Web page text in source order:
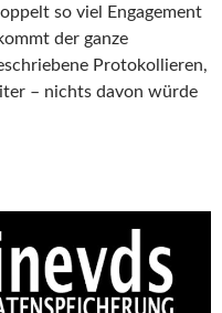
so viel Engagement
der ganze
Protokollieren,
– nichts davon würde